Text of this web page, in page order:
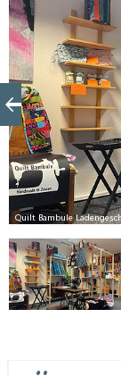
Techniken
aktuelles
Nähprofis
Freunden
ein
Quilt Bambule